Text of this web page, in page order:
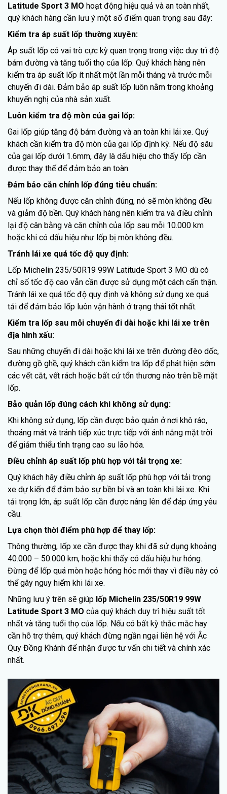
Latitude Sport 3 MO hoạt động hiệu quả và an toàn nhất,
quý khách hàng cần lưu ý một số điểm quan trọng sau đây:
Kiểm tra áp suất lốp thường xuyên:
Áp suất lốp có vai trò cực kỳ quan trọng trong việc duy trì độ
bám đường và tăng tuổi thọ của lốp. Quý khách hàng nên
kiểm tra áp suất lốp ít nhất một lần mỗi tháng và trước mỗi
chuyến đi dài. Đảm bảo áp suất lốp luôn nằm trong khoảng
khuyến nghị của nhà sản xuất.
Luôn kiểm tra độ mòn của gai lốp:
Gai lốp giúp tăng độ bám đường và an toàn khi lái xe. Quý
khách cần kiểm tra độ mòn của gai lốp định kỳ. Nếu độ sâu
của gai lốp dưới 1.6mm, đây là dấu hiệu cho thấy lốp cần
được thay thế để đảm bảo an toàn.
Đảm bảo căn chỉnh lốp đúng tiêu chuẩn:
Nếu lốp không được căn chỉnh đúng, nó sẽ mòn không đều
và giảm độ bền. Quý khách hàng nên kiểm tra và điều chỉnh
lại độ cân bằng và căn chỉnh của lốp sau mỗi 10.000 km
hoặc khi có dấu hiệu như lốp bị mòn không đều.
Tránh lái xe quá tốc độ quy định:
Lốp Michelin 235/50R19 99W Latitude Sport 3 MO dù có
chỉ số tốc độ cao vẫn cần được sử dụng một cách cẩn thận.
Tránh lái xe quá tốc độ quy định và không sử dụng xe quá
tải để đảm bảo lốp luôn vận hành ở trạng thái tốt nhất.
Kiểm tra lốp sau mỗi chuyến đi dài hoặc khi lái xe trên
địa hình xấu:
Sau những chuyến đi dài hoặc khi lái xe trên đường đèo dốc,
đường gồ ghề, quý khách cần kiểm tra lốp để phát hiện sớm
các vết cắt, vết rách hoặc bất cứ tổn thương nào trên bề mặt
lốp.
Bảo quản lốp đúng cách khi không sử dụng:
Khi không sử dụng, lốp cần được bảo quản ở nơi khô ráo,
thoáng mát và tránh tiếp xúc trực tiếp với ánh nắng mặt trời
để giảm thiểu tình trạng cao su lão hóa.
Điều chỉnh áp suất lốp phù hợp với tải trọng xe:
Quý khách hãy điều chỉnh áp suất lốp phù hợp với tải trọng
xe dự kiến để đảm bảo sự bền bỉ và an toàn khi lái xe. Khi
tải trọng lớn, áp suất lốp cần được nâng lên để đáp ứng yêu
cầu.
Lựa chọn thời điểm phù hợp để thay lốp:
Thông thường, lốp xe cần được thay khi đã sử dụng khoảng
40.000 – 50.000 km, hoặc khi thấy có dấu hiệu hư hỏng.
Đừng để lốp quá mòn hoặc hỏng hóc mới thay vì điều này có
thể gây nguy hiểm khi lái xe.
Những lưu ý trên sẽ giúp lốp Michelin 235/50R19 99W
Latitude Sport 3 MO của quý khách duy trì hiệu suất tốt
nhất và tăng tuổi thọ của lốp. Nếu có bất kỳ thắc mắc hay
cần hỗ trợ thêm, quý khách đừng ngần ngại liên hệ với Ắc
Quy Đồng Khánh để nhận được tư vấn chi tiết và chính xác
nhất.